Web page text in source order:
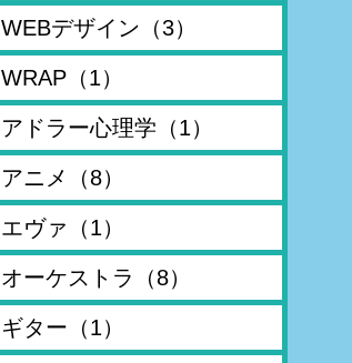
WEBデザイン （3）
WRAP（1）
アドラー心理学 （1）
アニメ （8）
エヴァ （1）
オーケストラ （8）
ギター （1）